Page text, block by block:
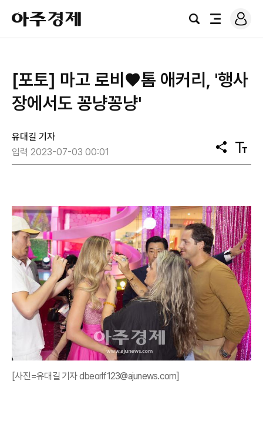
아
주
경
검
전
로
그
[포토] 마고 로비♥톰 애커리, '행사
장에서도 꽁냥꽁냥'
유대길 기자
입력 2023-07-03 00:01
공
유
텍
스
[사진=유대길 기자 dbeorlf123@ajunews.com]